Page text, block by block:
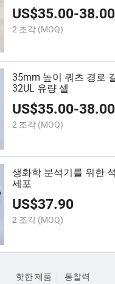
US$35.00-38.00
2 조각 (MOQ)
35mm 높이 쿼츠 경로
32UL 유량 셀
US$35.00-38.00
2 조각 (MOQ)
생화학 분석기를 위한
세포
US$37.90
2 조각 (MOQ)
핫한 제품 통찰력